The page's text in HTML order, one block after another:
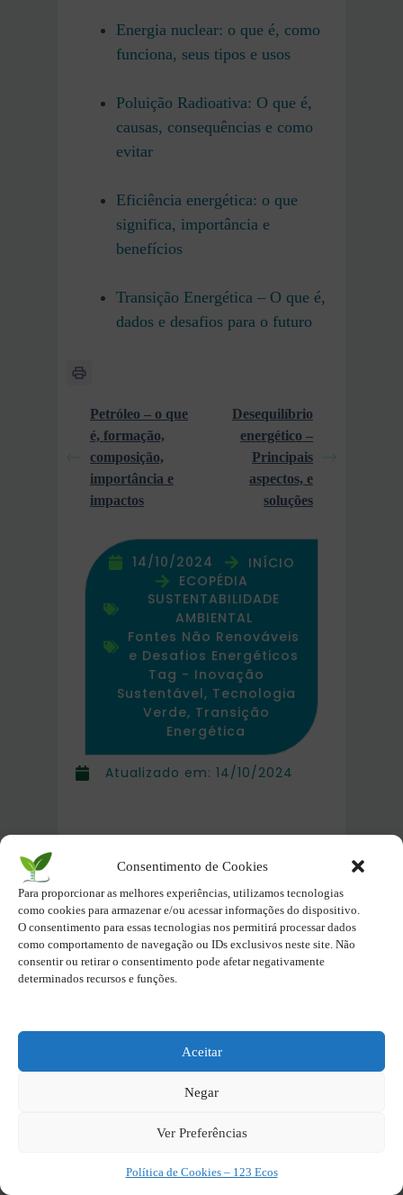
Consentimento de Cookies
Para proporcionar as melhores experiências, utilizamos tecnologias
como cookies para armazenar e/ou acessar informações do dispositivo.
O consentimento para essas tecnologias nos permitirá processar dados
como comportamento de navegação ou IDs exclusivos neste site. Não
consentir ou retirar o consentimento pode afetar negativamente
determinados recursos e funções.
Aceitar
Negar
Ver Preferências
Política de Cookies – 123 Ecos
Atualizado em: 14/10/2024
Energia nuclear: o que é, como
funciona, seus tipos e usos
Poluição Radioativa: O que é,
causas, consequências e como
evitar
Eficiência energética: o que
significa, importância e
benefícios
Transição Energética – O que é,
dados e desafios para o futuro
Petróleo – o que
é, formação,
composição,
importância e
impactos
Desequilíbrio
energético –
Principais
aspectos, e
soluções
14/10/2024
INÍCIO
ECOPÉDIA
SUSTENTABILIDADE
AMBIENTAL
Fontes Não Renováveis
e Desafios Energéticos
Tag - Inovação
Sustentável, Tecnologia
Verde, Transição
Energética
Clima e Governança
Recusos Naturais, Natureza e
Biodiversidade
Inovação e Tecnologia Verde
Sociedade e Cultura